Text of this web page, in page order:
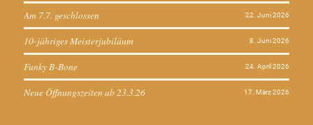
Am 7.7. geschlossen 22. Juni 2026
10-jähriges Meisterjubiläum 8. Juni 2026
Funky B-Bone 24. April 2026
Neue Öffnungszeiten ab 23.3.26 17. März 2026